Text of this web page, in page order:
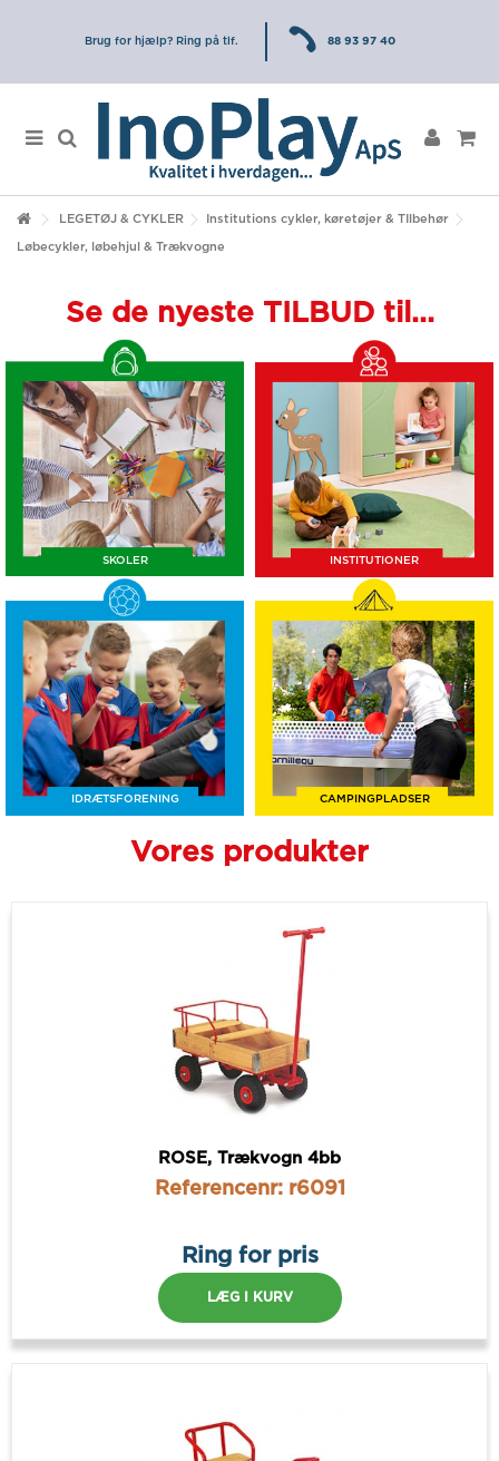
Brug for hjælp? Ring på tlf. 88 93 97 40
LEGETØJ & CYKLER Institutions cykler, køretøjer & TIlbehør
Løbecykler, løbehjul & Trækvogne
Se de nyeste TILBUD til...
SKOLER INSTITUTIONER
IDRÆTSFORENING CAMPINGPLADSER
Vores produkter
ROSE, Trækvogn 4bb
Referencenr: r6091
Ring for pris
LÆG I KURV